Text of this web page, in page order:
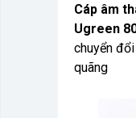
Cáp âm
Ugreen
chuyển
quãng